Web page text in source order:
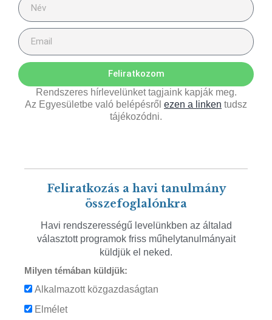
Feliratkozom
Rendszeres hírlevelünket tagjaink kapják meg.
Az Egyesületbe való belépésről ezen a linken tudsz
tájékozódni.
Feliratkozás a havi tanulmány
összefoglalónkra
Havi rendszerességű levelünkben az általad
választott programok friss műhelytanulmányait
küldjük el neked.
Milyen témában küldjük:
Alkalmazott közgazdaságtan
Elmélet